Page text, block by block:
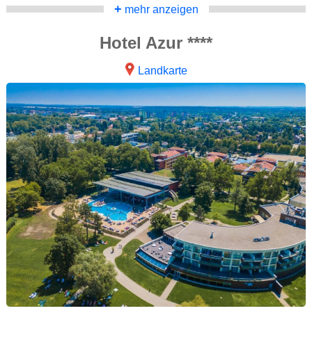
+ mehr anzeigen
Hotel Azur ****
Landkarte